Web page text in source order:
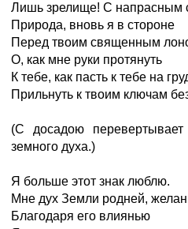
Лишь зрелище! С напрасным
Природа, вновь я в стороне
Перед твоим священным
О, как мне руки протянуть
К тебе, как пасть к тебе на
Прильнуть к твоим ключам
(С досадою
земного духа.)
Я больше этот знак люблю.
Мне дух Земли родней,
Благодаря его влиянью